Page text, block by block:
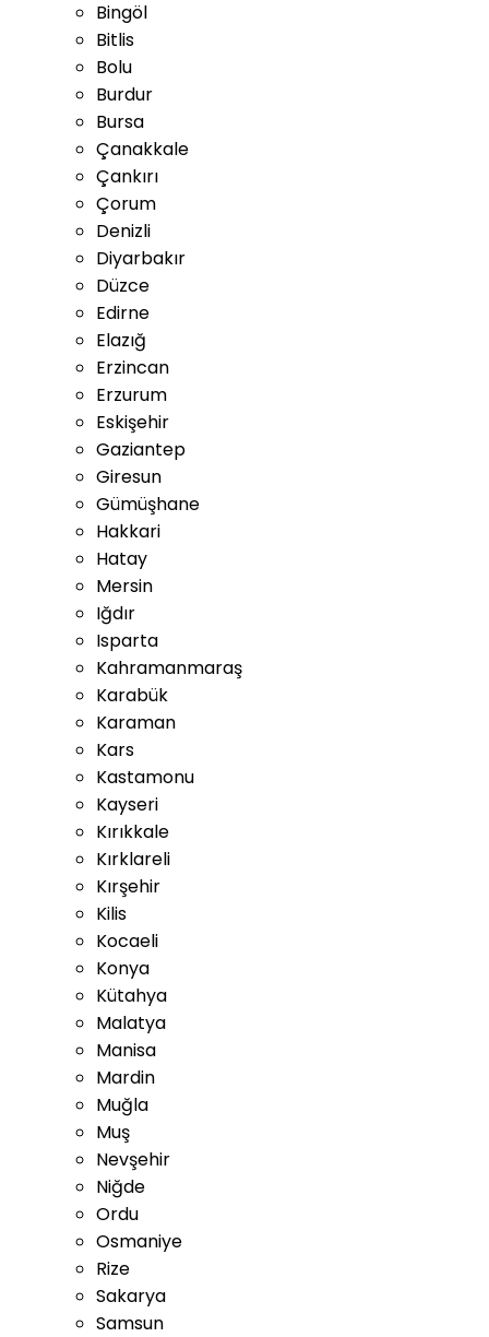
Bingöl
Bitlis
Bolu
Burdur
Bursa
Çanakkale
Çankırı
Çorum
Denizli
Diyarbakır
Düzce
Edirne
Elazığ
Erzincan
Erzurum
Eskişehir
Gaziantep
Giresun
Gümüşhane
Hakkari
Hatay
Mersin
Iğdır
Isparta
Kahramanmaraş
Karabük
Karaman
Kars
Kastamonu
Kayseri
Kırıkkale
Kırklareli
Kırşehir
Kilis
Kocaeli
Konya
Kütahya
Malatya
Manisa
Mardin
Muğla
Muş
Nevşehir
Niğde
Ordu
Osmaniye
Rize
Sakarya
Samsun